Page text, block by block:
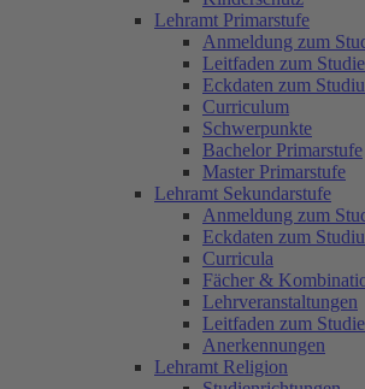
Lehramt Primarstufe
Anmeldung zum
Leitfaden zum
Eckdaten zum
Curriculum
Schwerpunkte
Bachelor Primarstufe
Master Primarstufe
Lehramt Sekundarstufe
Anmeldung zum
Eckdaten zum
Curricula
Fächer &
Lehrveranstaltungen
Leitfaden zum
Anerkennungen
Lehramt Religion